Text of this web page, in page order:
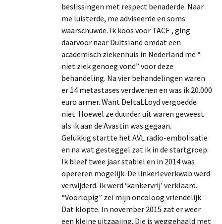
beslissingen met respect benaderde. Naar
me luisterde, me adviseerde en soms
waarschuwde. Ik koos voor TACE , ging
daarvoor naar Duitsland omdat een
academisch ziekenhuis in Nederland me “
niet ziek genoeg vond” voor deze
behandeling. Na vier behandelingen waren
er 14 metastases verdwenen en was ik 20.000
euro armer. Want DeltaLLoyd vergoedde
niet. Hoewel ze duurder uit waren geweest
als ik aan de Avastin was gegaan.
Gelukkig startte het AVL radio-embolisatie
en na wat gesteggel zat ik in de startgroep.
Ik bleef twee jaar stabiel en in 2014 was
opereren mogelijk. De linkerleverkwab werd
verwijderd. Ik werd ‘kankervrij’ verklaard.
“Voorlopig” zei mijn oncoloog vriendelijk.
Dat klopte. In november 2015 zat er weer
een kleine uitzaaiing. Die is weggehaald met